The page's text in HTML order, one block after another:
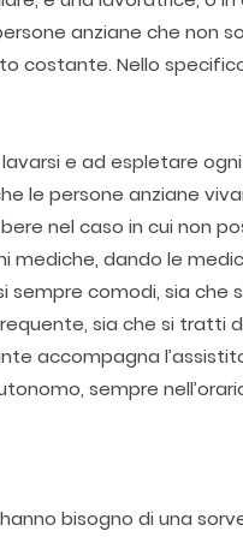
anziane che non
costante. Nello
e ad espletare
le persone anziane
nel caso in cui non
mediche, dando le
comodi, sia
sia che si tratti
accompagna
sempre
bisogno di una